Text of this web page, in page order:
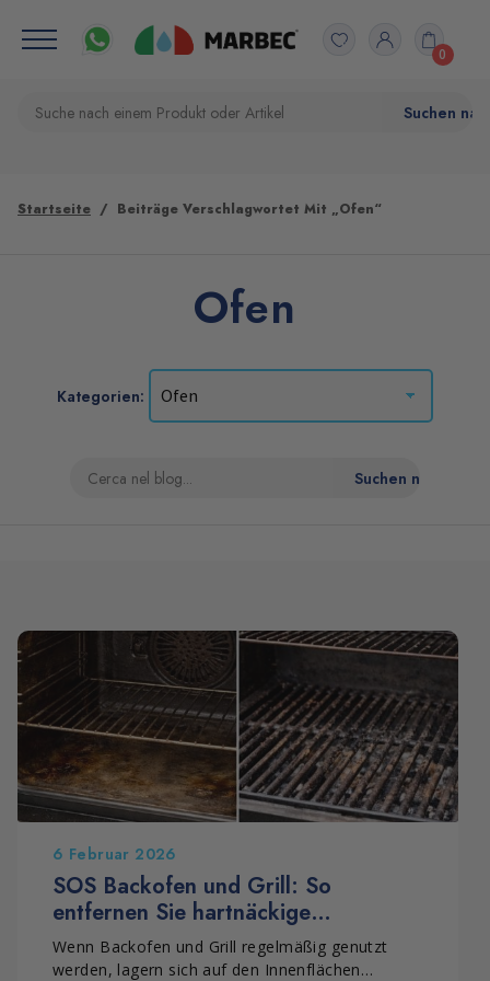
0
Startseite Beiträge Verschlagwortet Mit „Ofen“
Ofen
Kategorien:
6 Februar 2026
SOS Backofen und Grill: So
entfernen Sie hartnäckige
Verschmutzungen und
Verkrustungen
Wenn Backofen und Grill regelmäßig genutzt
werden, lagern sich auf den Innenflächen